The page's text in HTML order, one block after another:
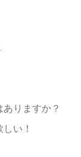
りますか？
い！